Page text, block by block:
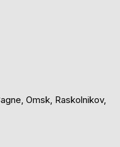
Omsk, Raskolnikov,